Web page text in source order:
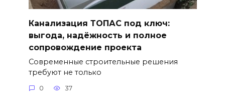
Канализация ТОПАС под ключ:
выгода, надёжность и полное
сопровождение проекта
Современные строительные решения
требуют не только
0 37